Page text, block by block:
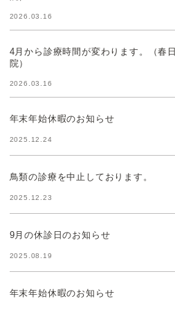
2026.03.16
4月から診療時間が変わります。（春日
院）
2026.03.16
年末年始休暇のお知らせ
2025.12.24
鳥類の診療を中止しております。
2025.12.23
9月の休診日のお知らせ
2025.08.19
年末年始休暇のお知らせ